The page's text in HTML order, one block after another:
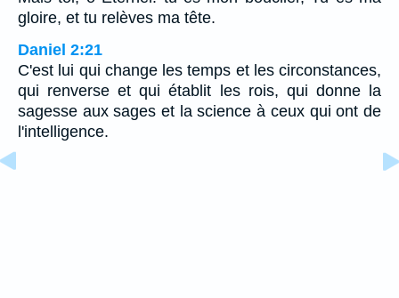
gloire, et tu relèves ma tête.
Daniel 2:21
C'est lui qui change les temps et les circonstances,
qui renverse et qui établit les rois, qui donne la
sagesse aux sages et la science à ceux qui ont de
l'intelligence.